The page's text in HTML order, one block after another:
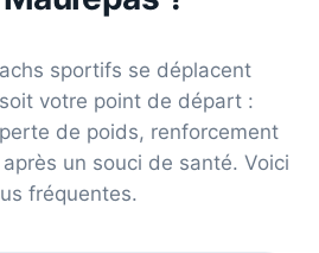
sportifs se déplacent
votre point de départ :
de poids, renforcement
un souci de santé. Voici
fréquentes.